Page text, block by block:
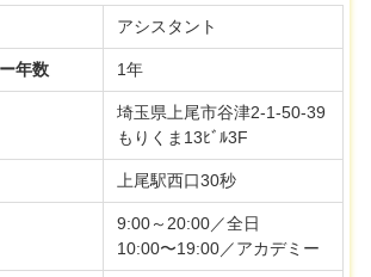
アシスタント
年数 1年
埼玉県上尾市谷津2-1-50-39
もりくま13ﾋﾞﾙ3F
上尾駅西口30秒
9:00～20:00／全日
10:00〜19:00／アカデミー